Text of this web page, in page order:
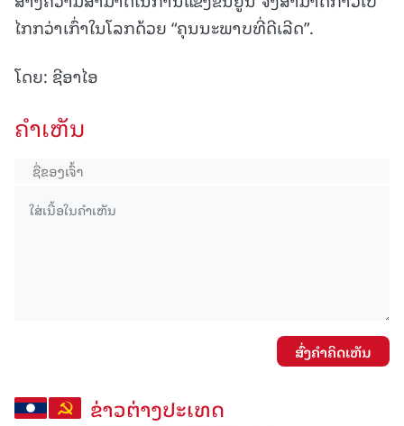
ໄກກວ່າເກົ່າໃນໂລກດ້ວຍ “ຄຸນນະພາບທີ່ດີເລີດ”.
ໂດຍ: ຊີອາໄອ
ຄໍາເຫັນ
ສົ່ງຄໍາຄິດເຫັນ
ຂ່າວຕ່າງປະເທດ